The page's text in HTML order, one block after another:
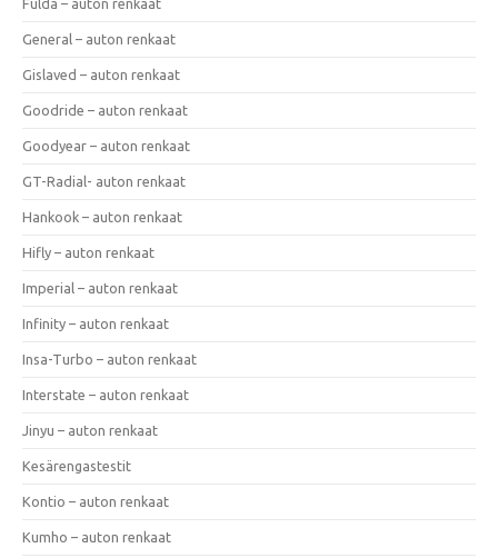
General – auton renkaat
Gislaved – auton renkaat
Goodride – auton renkaat
Goodyear – auton renkaat
GT-Radial- auton renkaat
Hankook – auton renkaat
Hifly – auton renkaat
Imperial – auton renkaat
Infinity – auton renkaat
Insa-Turbo – auton renkaat
Interstate – auton renkaat
Jinyu – auton renkaat
Kesärengastestit
Kontio – auton renkaat
Kumho – auton renkaat